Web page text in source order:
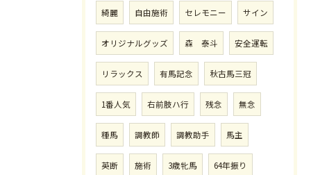
綺麗 自由施術 セレモニー サイン
オリジナルグッズ 森 泰斗 安全運転
リラックス 有馬記念 秋古馬三冠
1番人気 右前肢ハ行 残念 無念
種馬 調教師 調教助手 馬主
英断 施術 3歳牝馬 64年振り